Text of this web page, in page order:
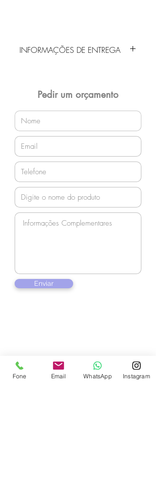
INFORMAÇÕES DE ENTREGA
orçamento!Pedir um orçamento
Enviar
Contate-nos
Fone Email WhatsApp Instagram